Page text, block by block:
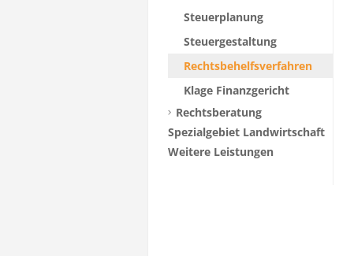
Steuerplanung
Steuergestaltung
Rechtsbehelfsverfahren
Klage Finanzgericht
Rechtsberatung
Spezialgebiet Landwirtschaft
Weitere Leistungen